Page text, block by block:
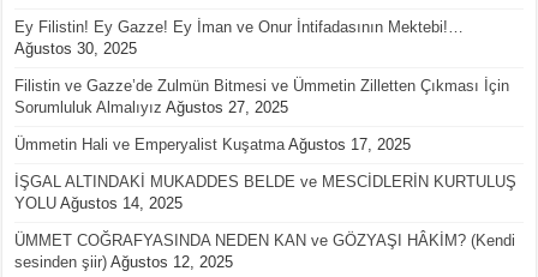
Ey Filistin! Ey Gazze! Ey İman ve Onur İntifadasının Mektebi!…
Ağustos 30, 2025
Filistin ve Gazze’de Zulmün Bitmesi ve Ümmetin Zilletten Çıkması İçin
Sorumluluk Almalıyız Ağustos 27, 2025
Ümmetin Hali ve Emperyalist Kuşatma Ağustos 17, 2025
İŞGAL ALTINDAKİ MUKADDES BELDE ve MESCİDLERİN KURTULUŞ
YOLU Ağustos 14, 2025
ÜMMET COĞRAFYASINDA NEDEN KAN ve GÖZYAŞI HÂKİM? (Kendi
sesinden şiir) Ağustos 12, 2025